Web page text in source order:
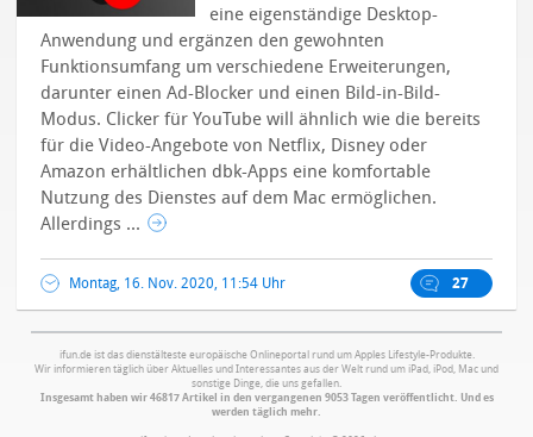
eine eigenständige Desktop-
Anwendung und ergänzen den gewohnten
Funktionsumfang um verschiedene Erweiterungen,
darunter einen Ad-Blocker und einen Bild-in-Bild-
Modus. Clicker für YouTube will ähnlich wie die bereits
für die Video-Angebote von Netflix, Disney oder
Amazon erhältlichen dbk-Apps eine komfortable
Nutzung des Dienstes auf dem Mac ermöglichen.
Allerdings ...
Montag, 16. Nov. 2020, 11:54 Uhr 27
ifun.de ist das dienstälteste europäische Onlineportal rund um Apples Lifestyle-Produkte.
Wir informieren täglich über Aktuelles und Interessantes aus der Welt rund um iPad, iPod, Mac und
sonstige Dinge, die uns gefallen.
Insgesamt haben wir 46817 Artikel in den vergangenen 9053 Tagen veröffentlicht. Und es
werden täglich mehr.